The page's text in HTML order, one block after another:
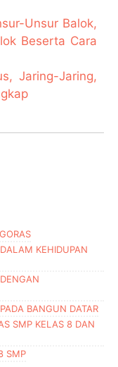
Unsur Balok,
Beserta Cara
Jaring-Jaring,
KEHIDUPAN
BANGUN DATAR
SMP KELAS 8 DAN
SMP